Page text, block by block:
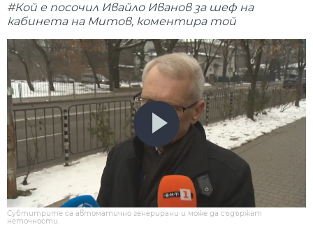
#Кой е посочил Ивайло Иванов за шеф на
кабинета на Митов, коментира той
Субтитрите са автоматично генерирани и може да съдържат
неточности.